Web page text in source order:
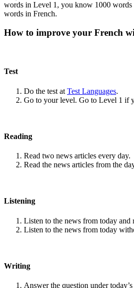
words in Level 1, you know 1000 words
words in French.
How to improve your French
Test
Do the test at Test Languages.
Go to your level. Go to Level 1 if
Reading
Read two news articles every day.
Read the news articles from the
Listening
Listen to the news from today and
Listen to the news from today
Writing
Answer the question under